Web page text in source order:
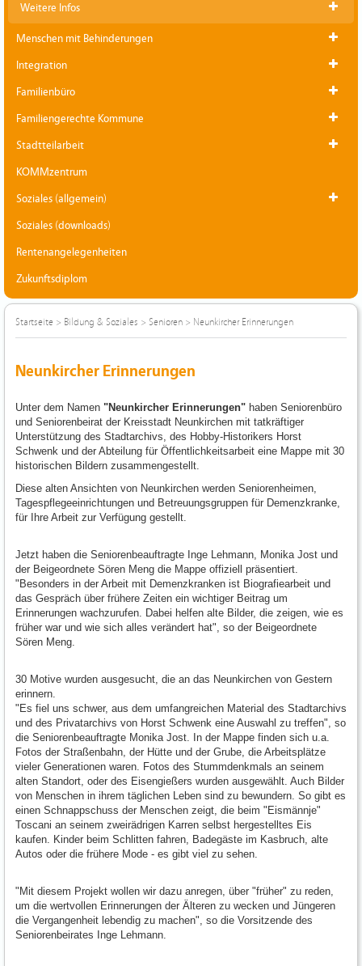
Weitere Infos
Menschen mit Behinderungen
Integration
Familienbüro
Familiengerechte Kommune
Stadtteilarbeit
KOMMzentrum
Soziales (allgemein)
Soziales (downloads)
Rentenangelegenheiten
Zukunftsdiplom
Startseite > Bildung & Soziales > Senioren > Neunkircher Erinnerungen
Neunkircher Erinnerungen
Unter dem Namen "Neunkircher Erinnerungen" haben Seniorenbüro
und Seniorenbeirat der Kreisstadt Neunkirchen mit tatkräftiger
Unterstützung des Stadtarchivs, des Hobby-Historikers Horst
Schwenk und der Abteilung für Öffentlichkeitsarbeit eine Mappe mit 30
historischen Bildern zusammengestellt.
Diese alten Ansichten von Neunkirchen werden Seniorenheimen,
Tagespflegeeinrichtungen und Betreuungsgruppen für Demenzkranke,
für Ihre Arbeit zur Verfügung gestellt.
Jetzt haben die Seniorenbeauftragte Inge Lehmann, Monika Jost und
der Beigeordnete Sören Meng die Mappe offiziell präsentiert.
"Besonders in der Arbeit mit Demenzkranken ist Biografiearbeit und
das Gespräch über frühere Zeiten ein wichtiger Beitrag um
Erinnerungen wachzurufen. Dabei helfen alte Bilder, die zeigen, wie es
früher war und wie sich alles verändert hat", so der Beigeordnete
Sören Meng.
30 Motive wurden ausgesucht, die an das Neunkirchen von Gestern
erinnern.
"Es fiel uns schwer, aus dem umfangreichen Material des Stadtarchivs
und des Privatarchivs von Horst Schwenk eine Auswahl zu treffen", so
die Seniorenbeauftragte Monika Jost. In der Mappe finden sich u.a.
Fotos der Straßenbahn, der Hütte und der Grube, die Arbeitsplätze
vieler Generationen waren. Fotos des Stummdenkmals an seinem
alten Standort, oder des Eisengießers wurden ausgewählt. Auch Bilder
von Menschen in ihrem täglichen Leben sind zu bewundern. So gibt es
einen Schnappschuss der Menschen zeigt, die beim "Eismännje"
Toscani an seinem zweirädrigen Karren selbst hergestelltes Eis
kaufen. Kinder beim Schlitten fahren, Badegäste im Kasbruch, alte
Autos oder die frühere Mode - es gibt viel zu sehen.
"Mit diesem Projekt wollen wir dazu anregen, über "früher" zu reden,
um die wertvollen Erinnerungen der Älteren zu wecken und Jüngeren
die Vergangenheit lebendig zu machen", so die Vorsitzende des
Seniorenbeirates Inge Lehmann.